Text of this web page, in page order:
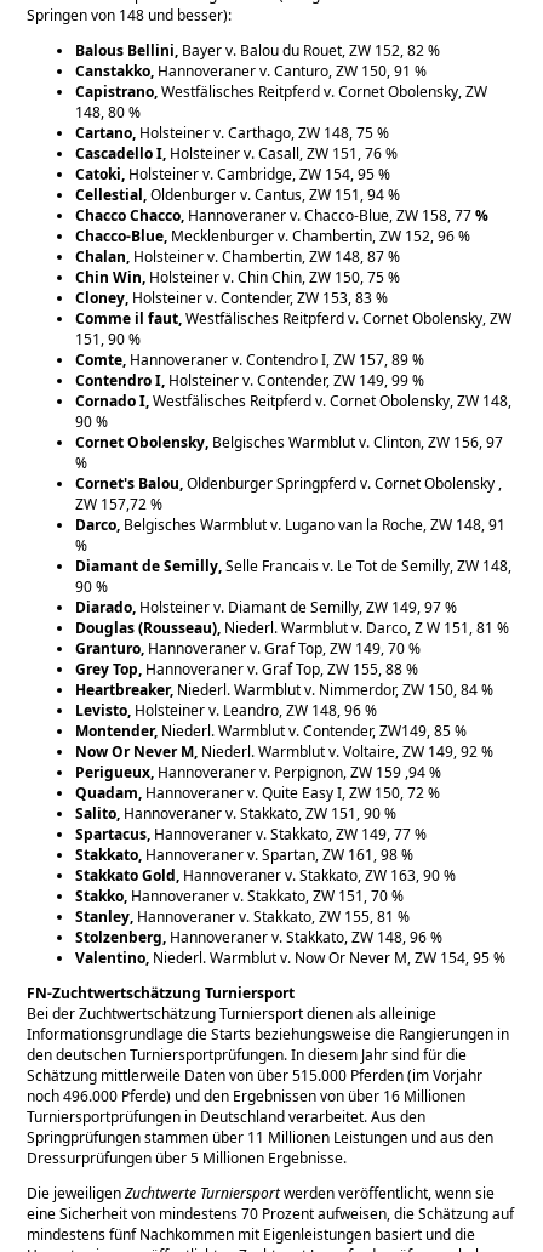
Springen von 148 und besser):
Balous Bellini, Bayer v. Balou du Rouet, ZW 152, 82 %
Canstakko, Hannoveraner v. Canturo, ZW 150, 91 %
Capistrano,Westfälisches Reitpferd v. Cornet Obolensky, ZW
148, 80 %
Cartano, Holsteiner v. Carthago, ZW 148, 75 %
Cascadello I, Holsteiner v. Casall, ZW 151, 76 %
Catoki, Holsteiner v. Cambridge, ZW 154, 95 %
Cellestial,Oldenburger v. Cantus, ZW 151, 94 %
Chacco Chacco, Hannoveraner v. Chacco-Blue, ZW 158, 77%
Chacco-Blue, Mecklenburger v. Chambertin, ZW 152, 96 %
Chalan, Holsteiner v. Chambertin, ZW 148, 87 %
Chin Win, Holsteiner v. Chin Chin, ZW 150, 75 %
Cloney, Holsteiner v. Contender, ZW 153, 83 %
Comme il faut,Westfälisches Reitpferd v. Cornet Obolensky, ZW
151, 90 %
Comte, Hannoveraner v. Contendro I, ZW 157, 89 %
Contendro I, Holsteiner v. Contender, ZW 149, 99 %
Cornado I,Westfälisches Reitpferd v. Cornet Obolensky, ZW 148,
90 %
Cornet Obolensky, Belgisches Warmblut v. Clinton, ZW 156, 97
%
Cornet's Balou,Oldenburger Springpferd v. Cornet Obolensky ,
ZW 157,72 %
Darco, Belgisches Warmblut v. Lugano van la Roche, ZW 148, 91
%
Diamant de Semilly,Selle Francais v. Le Tot de Semilly, ZW 148,
90 %
Diarado, Holsteiner v. Diamant de Semilly, ZW 149, 97 %
Douglas (Rousseau), Niederl. Warmblut v. Darco, Z W 151, 81 %
Granturo, Hannoveraner v. Graf Top, ZW 149, 70 %
Grey Top, Hannoveraner v. Graf Top, ZW 155, 88 %
Heartbreaker, Niederl. Warmblut v. Nimmerdor, ZW 150, 84 %
Levisto, Holsteiner v. Leandro, ZW 148, 96 %
Montender, Niederl. Warmblut v. Contender, ZW149, 85 %
Now Or Never M, Niederl. Warmblut v. Voltaire, ZW 149, 92 %
Perigueux, Hannoveraner v. Perpignon, ZW 159 ,94 %
Quadam, Hannoveraner v. Quite Easy I, ZW 150, 72 %
Salito, Hannoveraner v. Stakkato, ZW 151, 90 %
Spartacus, Hannoveraner v. Stakkato, ZW 149, 77 %
Stakkato, Hannoveraner v. Spartan, ZW 161, 98 %
Stakkato Gold, Hannoveraner v. Stakkato, ZW 163, 90 %
Stakko, Hannoveraner v. Stakkato, ZW 151, 70 %
Stanley, Hannoveraner v. Stakkato, ZW 155, 81 %
Stolzenberg, Hannoveraner v. Stakkato, ZW 148, 96 %
Valentino, Niederl. Warmblut v. Now Or Never M, ZW 154, 95 %
FN-Zuchtwertschätzung Turniersport
Bei der Zuchtwertschätzung Turniersport dienen als alleinige
Informationsgrundlage die Starts beziehungsweise die Rangierungen in
den deutschen Turniersportprüfungen. In diesem Jahr sind für die
Schätzung mittlerweile Daten von über 515.000 Pferden (im Vorjahr
noch 496.000 Pferde) und den Ergebnissen von über 16 Millionen
Turniersportprüfungen in Deutschland verarbeitet. Aus den
Springprüfungen stammen über 11 Millionen Leistungen und aus den
Dressurprüfungen über 5 Millionen Ergebnisse.
Die jeweiligenZuchtwerte Turniersportwerden veröffentlicht, wenn sie
eine Sicherheit von mindestens 70 Prozent aufweisen, die Schätzung auf
mindestens fünf Nachkommen mit Eigenleistungen basiert und die